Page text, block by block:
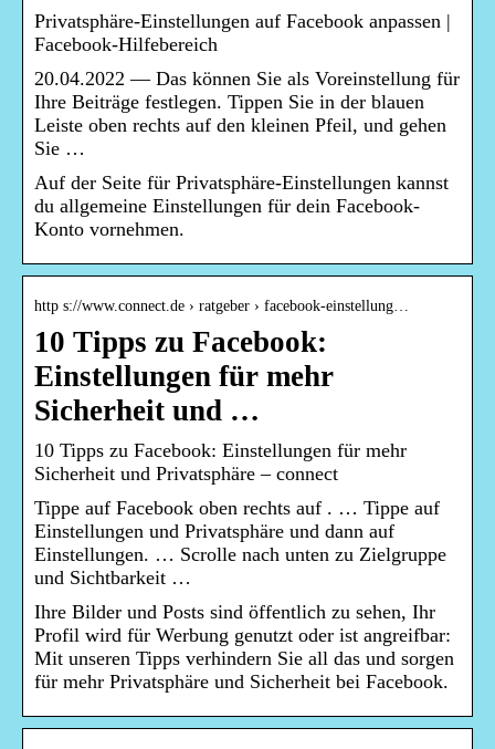
Privatsphäre-Einstellungen auf Facebook anpassen |
Facebook-Hilfebereich
20.04.2022 — Das können Sie als Voreinstellung für
Ihre Beiträge festlegen. Tippen Sie in der blauen
Leiste oben rechts auf den kleinen Pfeil, und gehen
Sie …
Auf der Seite für Privatsphäre-Einstellungen kannst
du allgemeine Einstellungen für dein Facebook-
Konto vornehmen.
http s://www.connect.de › ratgeber › facebook-einstellung…
10 Tipps zu Facebook:
Einstellungen für mehr
Sicherheit und …
10 Tipps zu Facebook: Einstellungen für mehr
Sicherheit und Privatsphäre – connect
Tippe auf Facebook oben rechts auf . … Tippe auf
Einstellungen und Privatsphäre und dann auf
Einstellungen. … Scrolle nach unten zu Zielgruppe
und Sichtbarkeit …
Ihre Bilder und Posts sind öffentlich zu sehen, Ihr
Profil wird für Werbung genutzt oder ist angreifbar:
Mit unseren Tipps verhindern Sie all das und sorgen
für mehr Privatsphäre und Sicherheit bei Facebook.